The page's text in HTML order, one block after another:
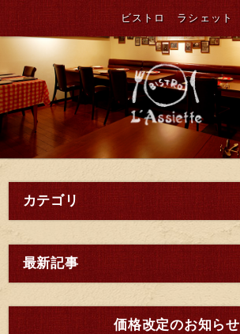
ビストロ ラシェット
カテゴリ
最新記事
価格改定のお知らせ